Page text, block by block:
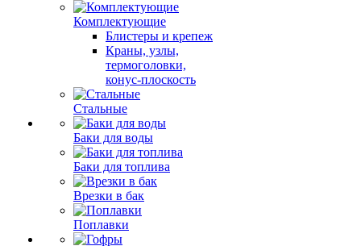
Комплектующие
Блистеры и крепеж
Краны, узлы,
термоголовки,
конус-плоскость
Стальные
Баки для воды
Баки для топлива
Врезки в бак
Поплавки